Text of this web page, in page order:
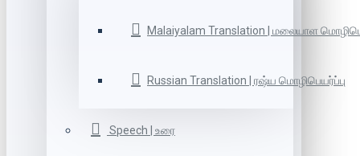
Malaiyalam Translation | மலையாள
Russian Translation | ரஷ்ய மொழிபெயர்ப்பு
Speech | உரை